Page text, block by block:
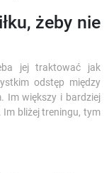
żeby nie
jej traktować jak
odstęp między
Im większy i bardziej
Im bliżej treningu, tym